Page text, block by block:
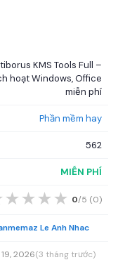
KMS Tools Full –
hoạt Windows, Office
miễn phí
Phần mềm hay
562
MIỄN PHÍ
★ ★ ★ ★ 0/5 (0)
Le Anh Nhac
2026(3 tháng trước)